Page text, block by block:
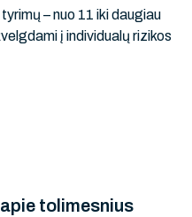
– nuo 11 iki daugiau
į individualų rizikos
tolimesnius